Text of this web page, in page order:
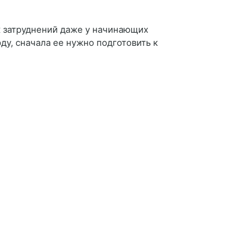
затруднений даже у начинающих
сначала ее нужно подготовить к